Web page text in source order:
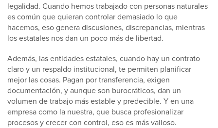
legalidad. Cuando hemos trabajado con personas naturales
es común que quieran controlar demasiado lo que
hacemos, eso genera discusiones, discrepancias, mientras
los estatales nos dan un poco más de libertad.
Además, las entidades estatales, cuando hay un contrato
claro y un respaldo institucional, te permiten planificar
mejor las cosas. Pagan por transferencia, exigen
documentación, y aunque son burocráticos, dan un
volumen de trabajo más estable y predecible. Y en una
empresa como la nuestra, que busca profesionalizar
procesos y crecer con control, eso es más valioso.